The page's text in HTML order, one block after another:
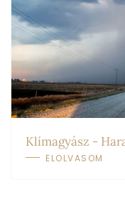
Klímagyász -
ELOLVASOM